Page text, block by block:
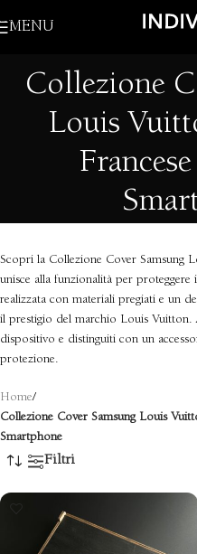
Skip to navigation
MENU
Collezione
Louis
Scopri la Collezione Cover Samsung
unisce alla funzionalità per
realizzata con materiali pregiati e un
il prestigio del marchio Louis Vuitton.
dispositivo e distinguiti con un
protezione.
Home/
Collezione Cover Samsung Louis
Smartphone
Filtri